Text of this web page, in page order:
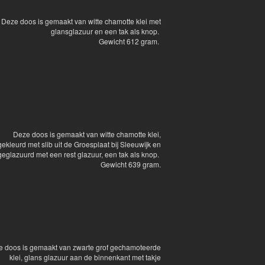
Deze doos is gemaakt van witte chamotte klei met
glansglazuur en een tak als knop.
Gewicht 612 gram.
Deze doos is gemaakt van witte chamotte klei,
met slib uit de Groesplaat bij Sleeuwijk en
met een rest glazuur, een tak als knop.
Gewicht 639 gram.
doos is gemaakt van zwarte grof gechamoteerde
klei, glans glazuur aan de binnenkant met takje